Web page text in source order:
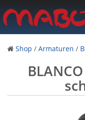
Shop / Armaturen /